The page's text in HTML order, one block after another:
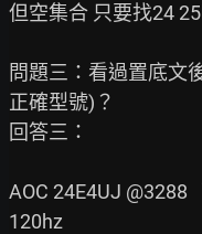
但空集合 只要找24
問題三：看過置底文
正確型號)？
回答三：
AOC 24E4UJ @3288
120hz